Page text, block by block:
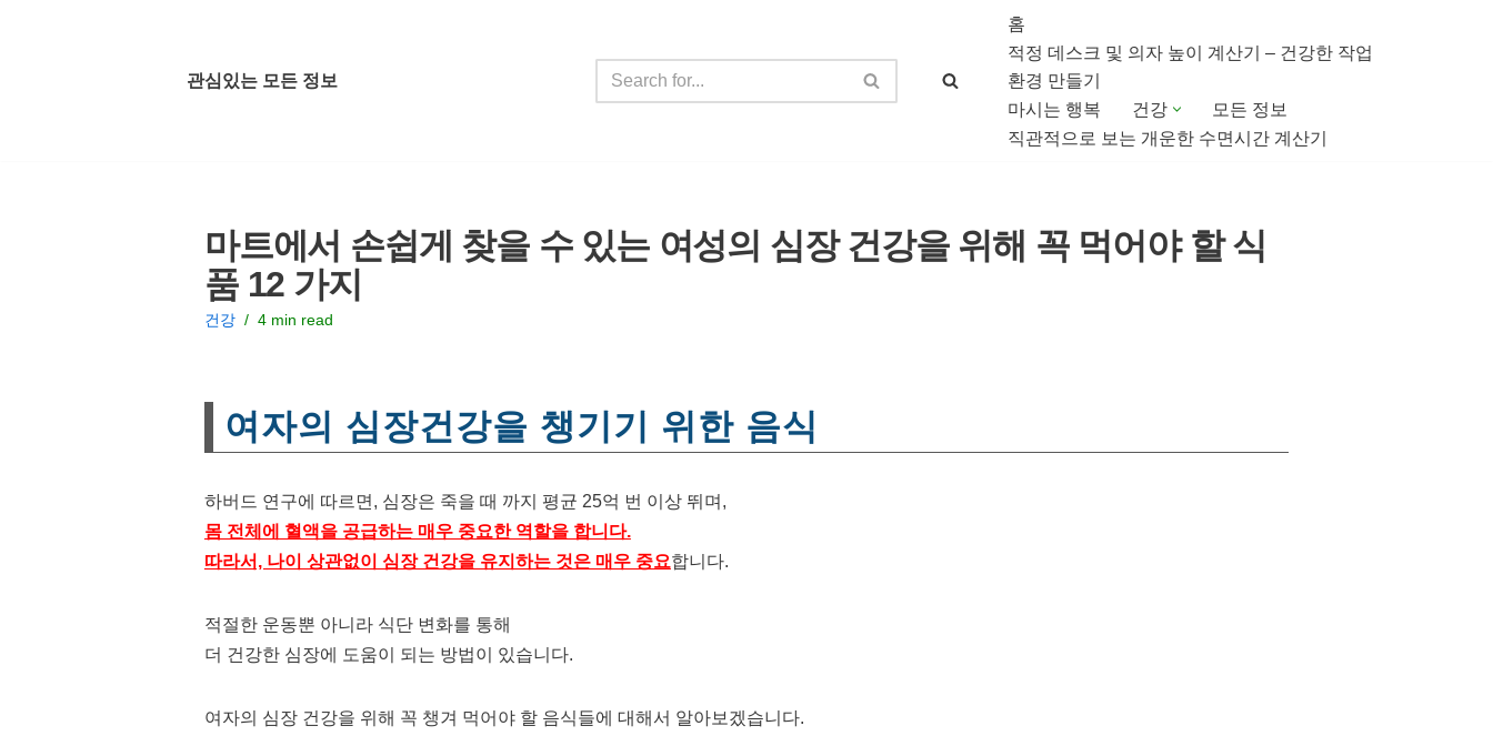
관심있는 모든 정보
홈
적정 데스크 및 의자 높이 계산기 – 건강한 작업
환경 만들기
마시는 행복
건강
모든 정보
직관적으로 보는 개운한 수면시간 계산기
마트에서 손쉽게 찾을 수 있는 여성의 심장 건강을 위해 꼭 먹어야 할 식
품 12 가지
건강 4 min read
여자의 심장건강을 챙기기 위한 음식
하버드 연구에 따르면, 심장은 죽을 때 까지 평균 25억 번 이상 뛰며,
몸 전체에 혈액을 공급하는 매우 중요한 역할을 합니다.
따라서, 나이 상관없이 심장 건강을 유지하는 것은 매우 중요합니다.
적절한 운동뿐 아니라 식단 변화를 통해
더 건강한 심장에 도움이 되는 방법이 있습니다.
여자의 심장 건강을 위해 꼭 챙겨 먹어야 할 음식들에 대해서 알아보겠습니다.